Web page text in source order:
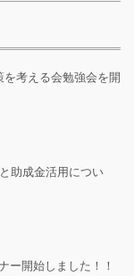
を考える会勉強会を開
助成金活用につい
ー開始しました！！